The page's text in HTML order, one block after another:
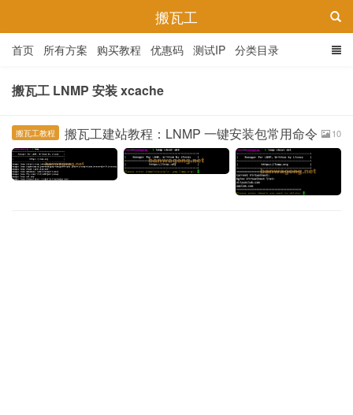
搬瓦工
首页 所有方案 购买教程 优惠码 测试IP 分类目录
搬瓦工 LNMP 安装 xcache
搬瓦工教程 搬瓦工建站教程：LNMP 一键安装包常用命令 10